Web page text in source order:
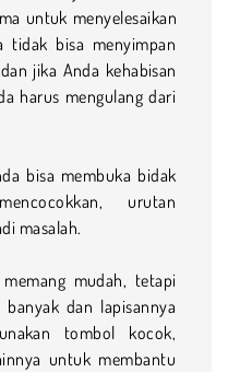
untuk menyelesaikan
tidak bisa menyimpan
jika Anda kehabisan
harus mengulang dari
bisa membuka bidak
urutan
masalah.
mudah, tetapi
dan lapisannya
tombol kocok,
untuk membantu